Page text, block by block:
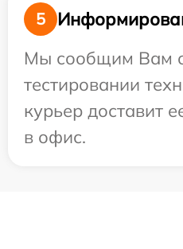
5
Мы сообщим Вам
тестировании
курьер доставит
в офис.